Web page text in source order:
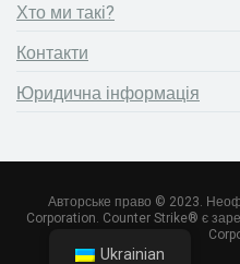
Хто ми такі?
Контакти
Юридична інформація
Авторське право © 2023.
Corporation. Counter Strike® є
Ukrainian